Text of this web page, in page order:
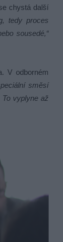
chystá další
tedy proces
sousedé,“
V odborném
směsí
vyplyne až